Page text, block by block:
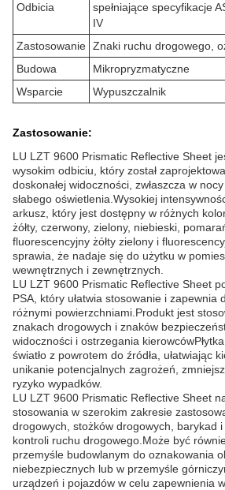
Odbicia
spełniające specyfikacje
IV
Zastosowanie Znaki ruchu drogowego,
Budowa
Mikropryzmatyczne
Wsparcie
Wypuszczalnik
Zastosowanie:
LU LZT 9600 Prismatic Reflective Sheet
wysokim odbiciu, który został
doskonałej widoczności, zwłaszcza w
słabego oświetlenia.Wysokiej
arkusz, który jest dostępny w różnych
żółty, czerwony, zielony, niebieski,
fluorescencyjny żółty zielony i
sprawia, że nadaje się do użytku w
wewnętrznych i zewnętrznych.
LU LZT 9600 Prismatic Reflective Sheet
PSA, który ułatwia stosowanie i zapewnia
różnymi powierzchniami.Produkt jest
znakach drogowych i znaków
widoczności i ostrzegania
światło z powrotem do źródła, ułatwiając
unikanie potencjalnych zagrożeń,
ryzyko wypadków.
LU LZT 9600 Prismatic Reflective Sheet
stosowania w szerokim zakresie
drogowych, stożków drogowych, barykad
kontroli ruchu drogowego.Może być
przemyśle budowlanym do oznakowania
niebezpiecznych lub w przemyśle
urządzeń i pojazdów w celu zapewnienia